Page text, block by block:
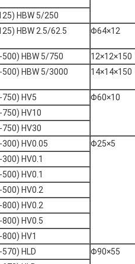
HBW 5/250
HBW 2.5/62.5
Φ64×12
HBW 5/750
12×12×150
HBW 5/3000
14×14×150
HV5
Φ60×10
HV10
HV30
HV0.05
Φ25×5
HV0.1
HV0.1
HV0.2
HV0.2
HV0.5
HV1
HLD
Φ90×55